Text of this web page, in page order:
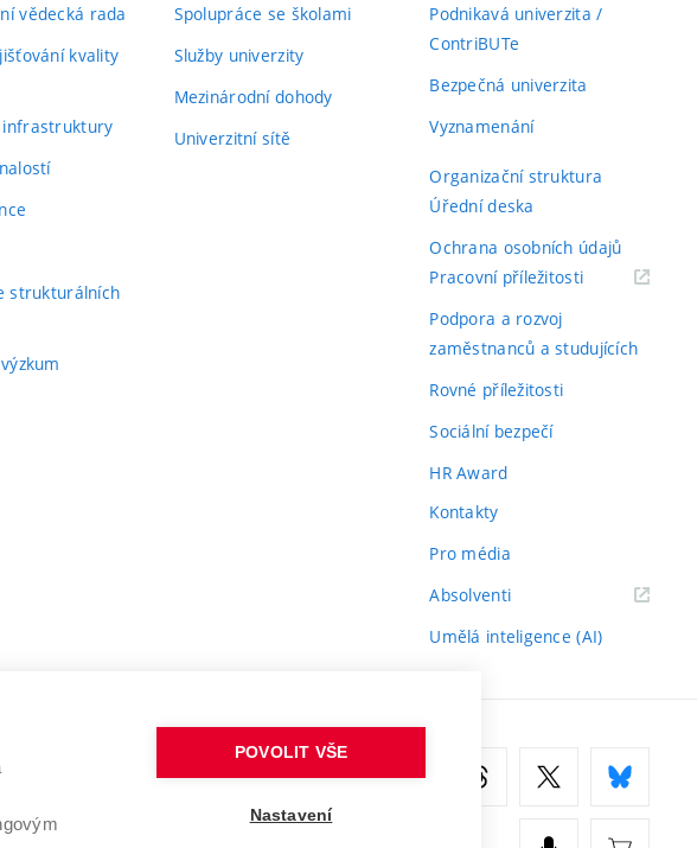
vědecká rada
kvality
infrastruktury
strukturálních
Spolupráce se školami
Služby univerzity
Mezinárodní dohody
Univerzitní sítě
Podnikavá univerzita /
ContriBUTe
Bezpečná univerzita
Vyznamenání
Organizační struktura
Úřední deska
Ochrana osobních údajů
Pracovní příležitosti(externí
Podpora a rozvoj
zaměstnanců a studujících
Rovné příležitosti
Sociální bezpečí
HR Award
Kontakty
Pro média
Absolventi(externí
Umělá inteligence (AI)
POVOLIT VŠE
Nastavení